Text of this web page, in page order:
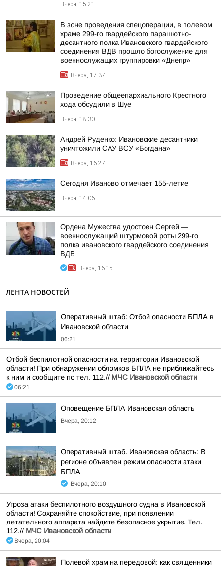
Вчера, 15:21
В зоне проведения спецоперации, в полевом
храме 299-го гвардейского парашютно-
десантного полка Ивановского гвардейского
соединения ВДВ прошло богослужение для
военнослужащих группировки «Днепр»
Вчера, 17:37
Проведение общеепархиального Крестного
хода обсудили в Шуе
Вчера, 18:30
Андрей Руденко: Ивановские десантники
уничтожили САУ ВСУ «Богдана»
Вчера, 16:27
Сегодня Иваново отмечает 155-летие
Вчера, 14:06
Ордена Мужества удостоен Сергей —
военнослужащий штурмовой роты 299-го
полка ивановского гвардейского соединения
ВДВ
Вчера, 16:15
ЛЕНТА НОВОСТЕЙ
Оперативный штаб: Отбой опасности БПЛА в
Ивановской области
06:21
Отбой беспилотной опасности на территории Ивановской
области! При обнаружении обломков БПЛА не приближайтесь
к ним и сообщите по тел. 112.// МЧС Ивановской области
06:21
Оповещение БПЛА Ивановская область
Вчера, 20:12
Оперативный штаб. Ивановская область: В
регионе объявлен режим опасности атаки
БПЛА
Вчера, 20:10
Угроза атаки беспилотного воздушного судна в Ивановской
области! Сохраняйте спокойствие, при появлении
летательного аппарата найдите безопасное укрытие. Тел.
112.// МЧС Ивановской области
Вчера, 20:04
Полевой храм на передовой: как священники